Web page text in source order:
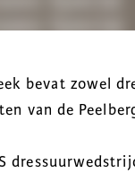
bevat zowel
van de